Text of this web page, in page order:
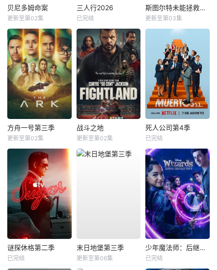
贝尼多姆命案
更新至第02集
三人行2026
已完结
斯图尔特未能拯救宇宙
更新至第03集
方舟一号第三季
更新至第02集
战斗之地
更新至第02集
死人公司第4季
已完结
谜探休格第二季
已完结
末日地堡第三季
更新至第06集
少年魔法师：后继者第三季
已完结